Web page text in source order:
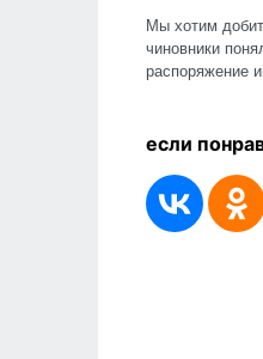
Мы хотим
чиновники
распоряжение
если